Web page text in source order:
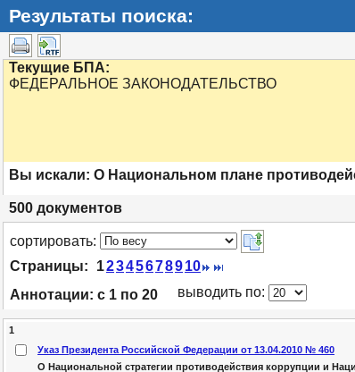
Результаты поиска:
Текущие БПА:
ФЕДЕРАЛЬНОЕ ЗАКОНОДАТЕЛЬСТВО
Вы искали: О Национальном плане
500 документов
cортировать:
Страницы:
12345678910
Аннотации: с 1 по 20 выводить по: